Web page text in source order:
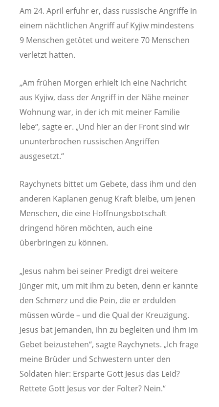
Am 24. April erfuhr er, dass russische Angriffe in
einem nächtlichen Angriff auf Kyjiw mindestens
9 Menschen getötet und weitere 70 Menschen
verletzt hatten.
„Am frühen Morgen erhielt ich eine Nachricht
aus Kyjiw, dass der Angriff in der Nähe meiner
Wohnung war, in der ich mit meiner Familie
lebe“, sagte er. „Und hier an der Front sind wir
ununterbrochen russischen Angriffen
ausgesetzt.“
Raychynets bittet um Gebete, dass ihm und den
anderen Kaplanen genug Kraft bleibe, um jenen
Menschen, die eine Hoffnungsbotschaft
dringend hören möchten, auch eine
überbringen zu können.
„Jesus nahm bei seiner Predigt drei weitere
Jünger mit, um mit ihm zu beten, denn er kannte
den Schmerz und die Pein, die er erdulden
müssen würde – und die Qual der Kreuzigung.
Jesus bat jemanden, ihn zu begleiten und ihm im
Gebet beizustehen“, sagte Raychynets. „Ich frage
meine Brüder und Schwestern unter den
Soldaten hier: Ersparte Gott Jesus das Leid?
Rettete Gott Jesus vor der Folter? Nein.“